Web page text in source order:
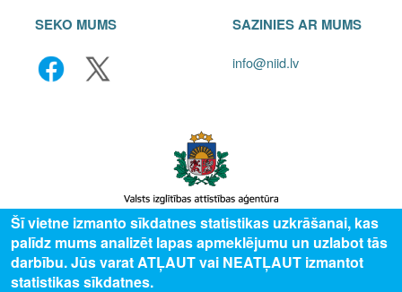
SEKO MUMS SAZINIES AR MUMS
info@niid.lv
© 2025 Valsts izglītības attīstības aģentūra, publicētā satura visas tiesības
aizsargātas.
Šī vietne izmanto sīkdatnes statistikas uzkrāšanai, kas
palīdz mums analizēt lapas apmeklējumu un uzlabot tās
darbību. Jūs varat ATĻAUT vai NEATĻAUT izmantot
statistikas sīkdatnes.